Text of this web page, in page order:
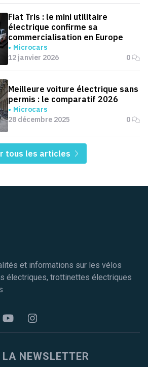
Fiat Tris : le mini utilitaire
électrique confirme sa
commercialisation en Europe
Microcars
12 janvier 2026
0
Meilleure voiture électrique sans
permis : le comparatif 2026
Microcars
28 décembre 2025
0
tous les articles
et informations sur les vélos
électriques, trottinettes électriques
YoutubeInstagram
NEWSLETTER